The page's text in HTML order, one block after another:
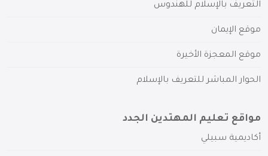
التعريف بالإسلام للهندوس
موقع الإيمان
موقع المعجزة الأخيرة
الحوار المباشر للتعريف بالإسلام
مواقع تعليم المهتدين الجدد
أكاديمية سبيلي